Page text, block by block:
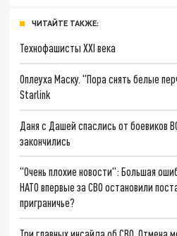
ЧИТАЙТЕ ТАКЖЕ:
Технофашисты XXI века
Оплеуха Маску. "Пора снять белые
Starlink
Даня с Дашей спаслись от боевиков
закончились
"Очень плохие новости": Большая
НАТО впервые за СВО остановили
приграничье?